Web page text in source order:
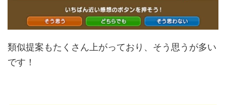
類似提案もたくさん上がっており、そう思うが多い
です！